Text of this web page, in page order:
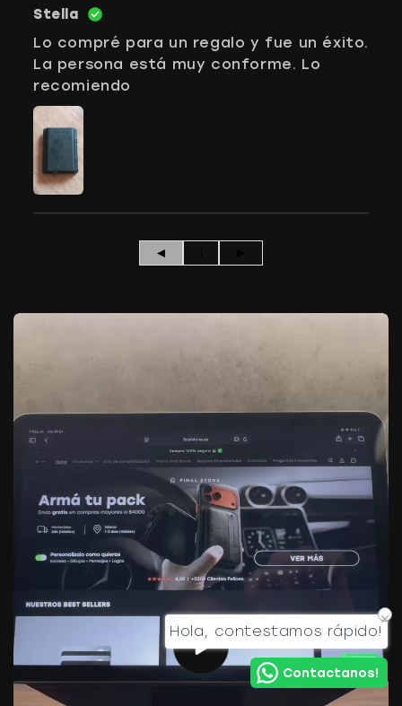
Stella
Lo compré para un regalo y fue un éxito.
La persona está muy conforme. Lo
recomiendo
◄
Contactanos!
Hola, contestamos rápido!